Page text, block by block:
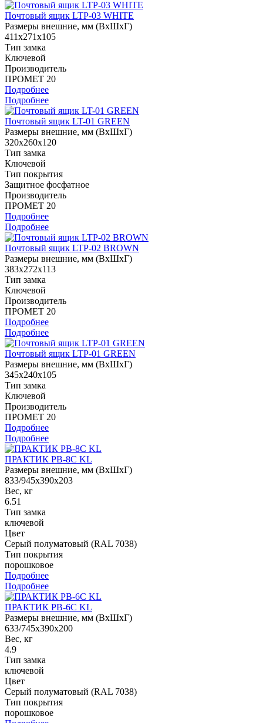
Почтовый ящик LTP-03 WHITE
Размеры внешние, мм (ВхШхГ)
411x271x105
Тип замка
Ключевой
Производитель
ПРОМЕТ 20
Подробнее
Подробнее
Почтовый ящик LT-01 GREEN
Размеры внешние, мм (ВхШхГ)
320x260x120
Тип замка
Ключевой
Тип покрытия
Защитное фосфатное
Производитель
ПРОМЕТ 20
Подробнее
Подробнее
Почтовый ящик LTP-02 BROWN
Размеры внешние, мм (ВхШхГ)
383x272x113
Тип замка
Ключевой
Производитель
ПРОМЕТ 20
Подробнее
Подробнее
Почтовый ящик LTP-01 GREEN
Размеры внешние, мм (ВхШхГ)
345x240x105
Тип замка
Ключевой
Производитель
ПРОМЕТ 20
Подробнее
Подробнее
ПРАКТИК PB-8C KL
Размеры внешние, мм (ВхШхГ)
833/945x390x203
Вес, кг
6.51
Тип замка
ключевой
Цвет
Серый полуматовый (RAL 7038)
Тип покрытия
порошковое
Подробнее
Подробнее
ПРАКТИК PB-6C KL
Размеры внешние, мм (ВхШхГ)
633/745x390x200
Вес, кг
4.9
Тип замка
ключевой
Цвет
Cерый полуматовый (RAL 7038)
Тип покрытия
порошковое